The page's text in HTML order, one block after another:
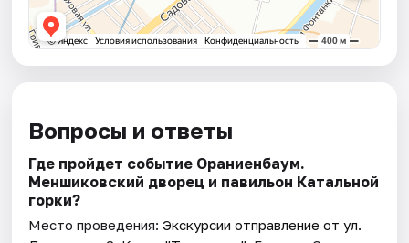
Вопросы и ответы
Где пройдет событие Ораниенбаум.
Меншиковский дворец и павильон Катальной
горки?
Место проведения:Экскурсии отправление от ул.